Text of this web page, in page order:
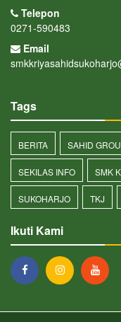
Telepon
0271-590483
Email
Tags
BERITA SAHID
SEKILAS INFO SMK
SUKOHARJO TKJ
Ikuti Kami